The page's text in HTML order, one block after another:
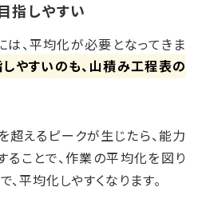
指しやすい
、平均化が必要となってきま
やすいのも、山積み工程表の
超えるピークが生じたら、能力
ことで、作業の平均化を図り
、平均化しやすくなります。